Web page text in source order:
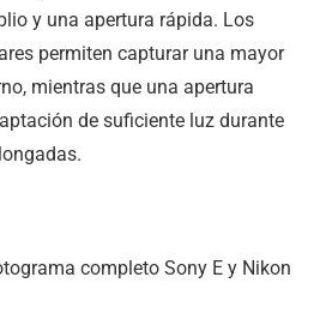
y una apertura rápida. Los
permiten capturar una mayor
mientras que una apertura
de suficiente luz durante
completo Sony E y Nikon